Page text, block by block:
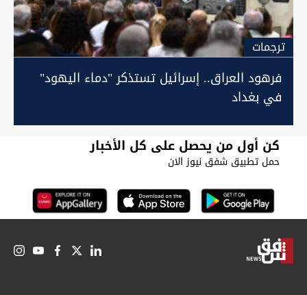
ترجمات
فرهود العراق.. إسرائيل تستذكر "دماء اليهود"
في بغداد
كن أول من يحصل على كل الأخبار
حمل تطبيق شفق نيوز الان